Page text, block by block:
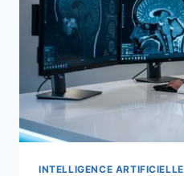
INTELLIGENCE ARTIFICIELLE